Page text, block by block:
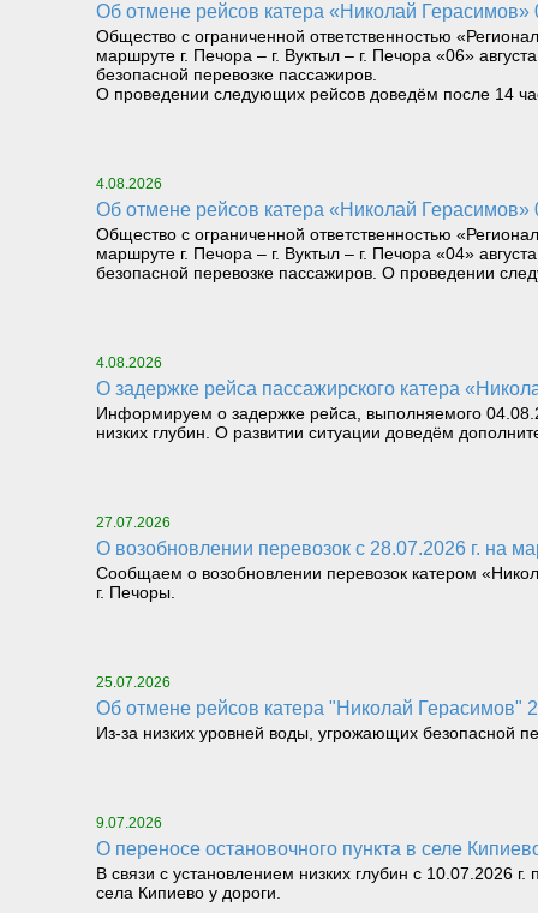
Об отмене рейсов катера «Николай Герасимов»
Общество с ограниченной ответственностью
маршруте г. Печора – г. Вуктыл – г. Печора «06»
безопасной перевозке пассажиров.
О проведении следующих рейсов доведём после 14
4.08.2026
Об отмене рейсов катера «Николай Герасимов»
Общество с ограниченной ответственностью
маршруте г. Печора – г. Вуктыл – г. Печора «04»
безопасной перевозке пассажиров. О проведении
4.08.2026
О задержке рейса пассажирского катера
Информируем о задержке рейса, выполняемого
низких глубин. О развитии ситуации доведём
27.07.2026
О возобновлении перевозок с 28.07.2026 г. на
Сообщаем о возобновлении перевозок катером
г. Печоры.
25.07.2026
Об отмене рейсов катера "Николай Герасимов"
Из-за низких уровней воды, угрожающих безопасной
9.07.2026
О переносе остановочного пункта в селе
В связи с установлением низких глубин с 10.07.2026
села Кипиево у дороги.